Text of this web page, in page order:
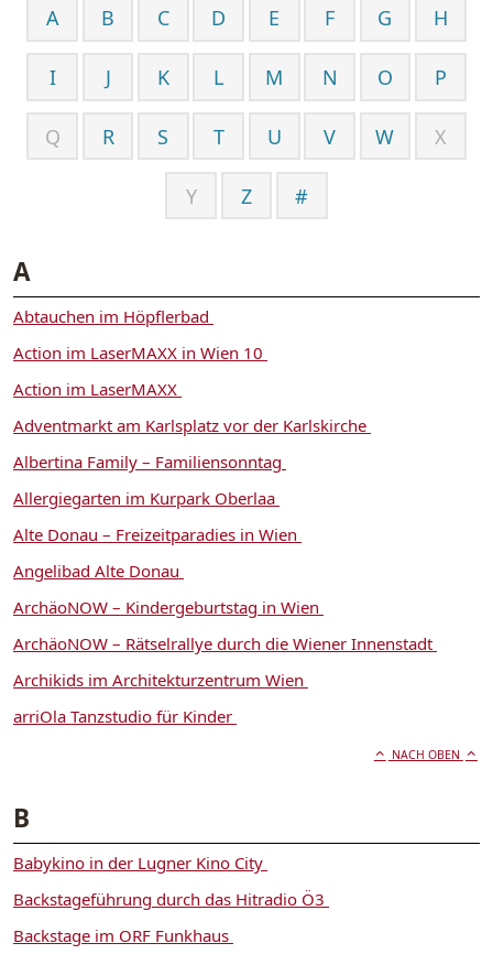
A B C D E F G H
I J K L M N O P
Q R S T U V W X
Y Z #
A
Abtauchen im Höpflerbad
Action im LaserMAXX in Wien 10
Action im LaserMAXX
Adventmarkt am Karlsplatz vor der Karlskirche
Albertina Family – Familiensonntag
Allergiegarten im Kurpark Oberlaa
Alte Donau – Freizeitparadies in Wien
Angelibad Alte Donau
ArchäoNOW – Kindergeburtstag in Wien
ArchäoNOW – Rätselrallye durch die Wiener Innenstadt
Archikids im Architekturzentrum Wien
arriOla Tanzstudio für Kinder
NACH OBEN
B
Babykino in der Lugner Kino City
Backstageführung durch das Hitradio Ö3
Backstage im ORF Funkhaus